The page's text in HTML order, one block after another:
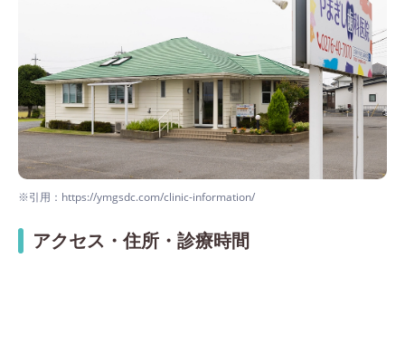
※引用：https://ymgsdc.com/clinic-information/
アクセス・住所・診療時間